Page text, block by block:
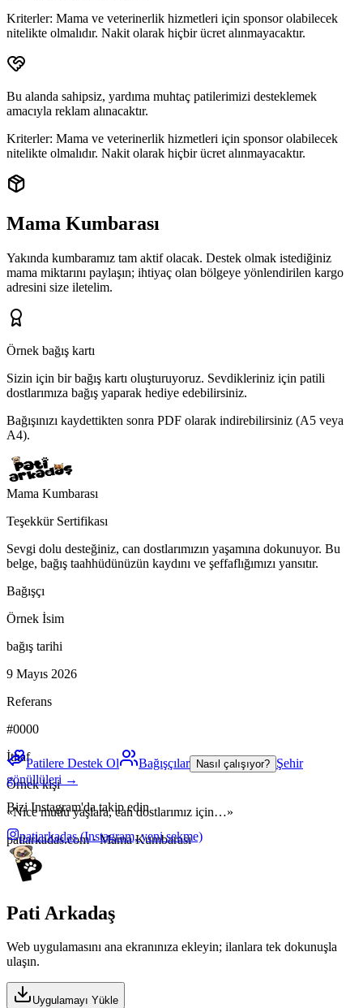
Kriterler: Mama ve veterinerlik hizmetleri için sponsor olabilecek
nitelikte olmalıdır. Nakit olarak hiçbir ücret alınmayacaktır.
Bu alanda sahipsiz, yardıma muhtaç patilerimizi desteklemek
amacıyla reklam alınacaktır.
Kriterler: Mama ve veterinerlik hizmetleri için sponsor olabilecek
nitelikte olmalıdır. Nakit olarak hiçbir ücret alınmayacaktır.
Mama Kumbarası
Yakında kumbaramız tam aktif olacak. Destek olmak istediğiniz
mama miktarını paylaşın; ihtiyaç olan bölgeye yönlendirilen kargo
adresini size iletelim.
Örnek bağış kartı
Sizin için bir bağış kartı oluşturuyoruz. Sevdikleriniz için patili
dostlarımıza bağış yaparak hediye edebilirsiniz.
Bağışınızı kaydettikten sonra PDF olarak indirebilirsiniz (A5 veya
A4).
Mama Kumbarası
Teşekkür Sertifikası
Sevgi dolu desteğiniz, can dostlarımızın yaşamına dokunuyor. Bu
belge, bağış taahhüdünüzün kaydını ve şeffaflığımızı yansıtır.
Bağışçı
Örnek İsim
bağış tarihi
9 Mayıs 2026
Referans
#0000
İthaf
Örnek kişi
«Nice mutlu yaşlara, can dostlarımız için…»
patiarkadas.com · Mama Kumbarası
Patilere Destek Ol Bağışçılar Nasıl çalışıyor? Şehir
gönüllüleri →
Bizi Instagram'da takip edin
patiarkadas(Instagram, yeni sekme)
Pati Arkadaş
Web uygulamasını ana ekranınıza ekleyin; ilanlara tek dokunuşla
ulaşın.
Uygulamayı Yükle